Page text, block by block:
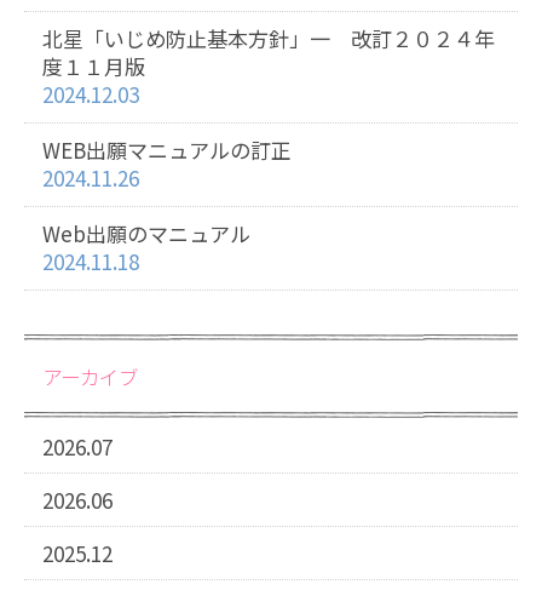
北星「いじめ防止基本方針」一 改訂２０２４年
度１１月版
2024.12.03
WEB出願マニュアルの訂正
2024.11.26
Web出願のマニュアル
2024.11.18
アーカイブ
2026.07
2026.06
2025.12